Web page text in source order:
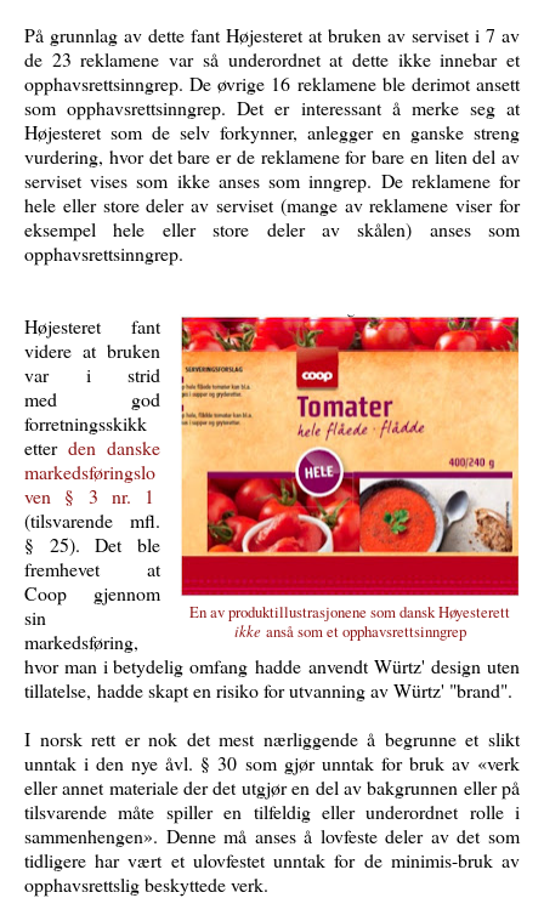
På grunnlag av dette fant Højesteret at bruken av serviset i 7 av
de 23 reklamene var så underordnet at dette ikke innebar et
opphavsrettsinngrep. De øvrige 16 reklamene ble derimot ansett
som opphavsrettsinngrep. Det er interessant å merke seg at
Højesteret som de selv forkynner, anlegger en ganske streng
vurdering, hvor det bare er de reklamene for bare en liten del av
serviset vises som ikke anses som inngrep. De reklamene for
hele eller store deler av serviset (mange av reklamene viser for
eksempel hele eller store deler av skålen) anses som
opphavsrettsinngrep.
En av produktillustrasjonene som dansk Høyesterett
ikke anså som et opphavsrettsinngrep
Højesteret fant
videre at bruken
var i strid
med god
forretningsskikk
etterden danske
markedsføringslo
ven § 3 nr. 1
(tilsvarende mfl.
§ 25). Det ble
fremhevet at
Coop gjennom
sin
markedsføring,
hvor man i betydelig omfang hadde anvendtWürtz' design uten
tillatelse, hadde skapt en risiko for utvanning av Würtz' "brand".
I norsk rett er nok det mest nærliggende å begrunne et slikt
unntak i den nye åvl. § 30 som gjør unntak for bruk av «verk
eller annet materiale der det utgjør en del av bakgrunnen eller på
tilsvarende måte spiller en tilfeldig eller underordnet rolle i
sammenhengen». Denne må anses å lovfeste deler av det som
tidligere har vært et ulovfestet unntak for de minimis-bruk av
opphavsrettslig beskyttede verk.